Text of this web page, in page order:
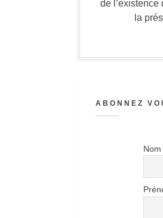
de l’existence
la
ABONNEZ
Nom